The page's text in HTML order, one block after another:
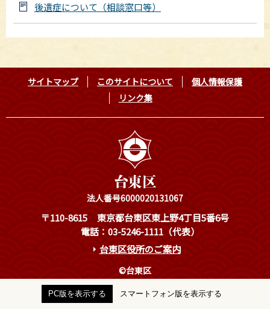
後遺症について（相談窓口等）
サイトマップ このサイトについて
個人情報保護
リンク集
法人番号6000020131067
〒110-8615
東京都台東区東上野4丁目5番6号
電話：03-5246-1111（代表）
台東区役所のご案内
©台東区
PC版を表示する スマートフォン版を表示する